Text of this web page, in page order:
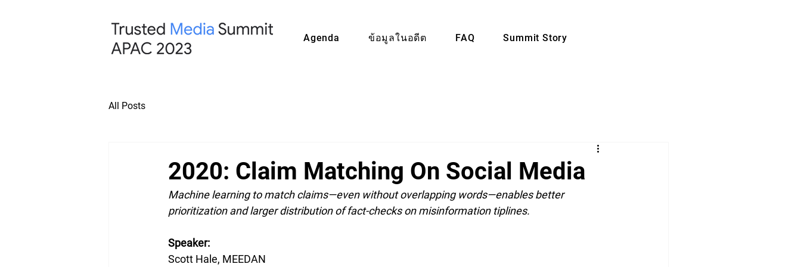
Agenda ข้อมูลในอดีต FAQ Summit Story
All Posts
2020: Claim Matching On Social Media
Machine learning to match claims—even without overlapping words—enables better
prioritization and larger distribution of fact-checks on misinformation tiplines.
Speaker:
Scott Hale, MEEDAN